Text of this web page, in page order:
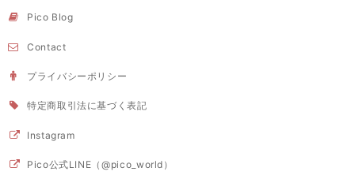
Pico Blog
Contact
プライバシーポリシー
特定商取引法に基づく表記
Instagram
Pico公式LINE（@pico_world）